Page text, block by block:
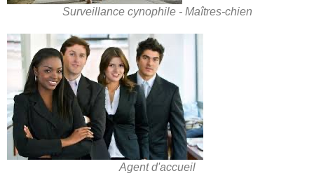
Surveillance cynophile - Maîtres-chien
Agent d'accueil